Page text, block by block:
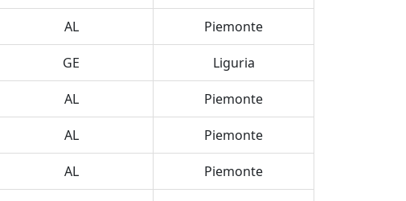
AL Piemonte
GE Liguria
AL Piemonte
AL Piemonte
AL Piemonte